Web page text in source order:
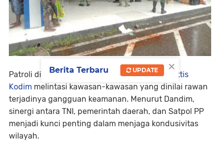
Patroli dilakukan menggunakankendaraan taktis
Kodim melintasi kawasan-kawasan yang dinilai rawan
terjadinya gangguan keamanan. Menurut Dandim,
sinergi antara TNI, pemerintah daerah, dan Satpol PP
menjadi kunci penting dalam menjaga kondusivitas
wilayah.
×
Berita Terbaru UPDATE